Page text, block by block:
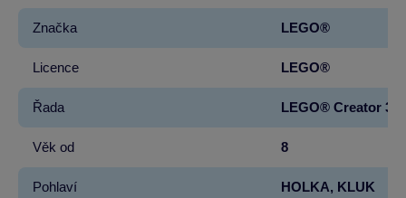
Značka LEGO®
Licence LEGO®
Řada LEGO® Creator 3 v
Věk od 8
Pohlaví HOLKA, KLUK